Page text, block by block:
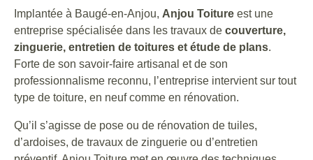
Implantée à Baugé-en-Anjou, Anjou Toiture est une
entreprise spécialisée dans les travaux de couverture,
zinguerie, entretien de toitures et étude de plans.
Forte de son savoir-faire artisanal et de son
professionnalisme reconnu, l’entreprise intervient sur tout
type de toiture, en neuf comme en rénovation.
Qu’il s’agisse de pose ou de rénovation de tuiles,
d’ardoises, de travaux de zinguerie ou d’entretien